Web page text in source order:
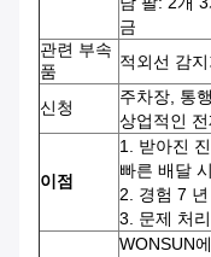
금
관련 부속
품
적외선 감
신청
주차장, 통
상업적인
이점
1. 받아진
빠른 배달
2. 경험 7
3. 문제 처
WONSUN